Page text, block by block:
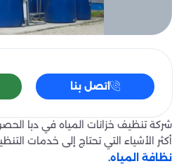
اتصل بنا
شركة تنظيف خزانات المياه في دبا
أكثر الأشياء التي تحتاج إلى خدمات
نظافة المياه.